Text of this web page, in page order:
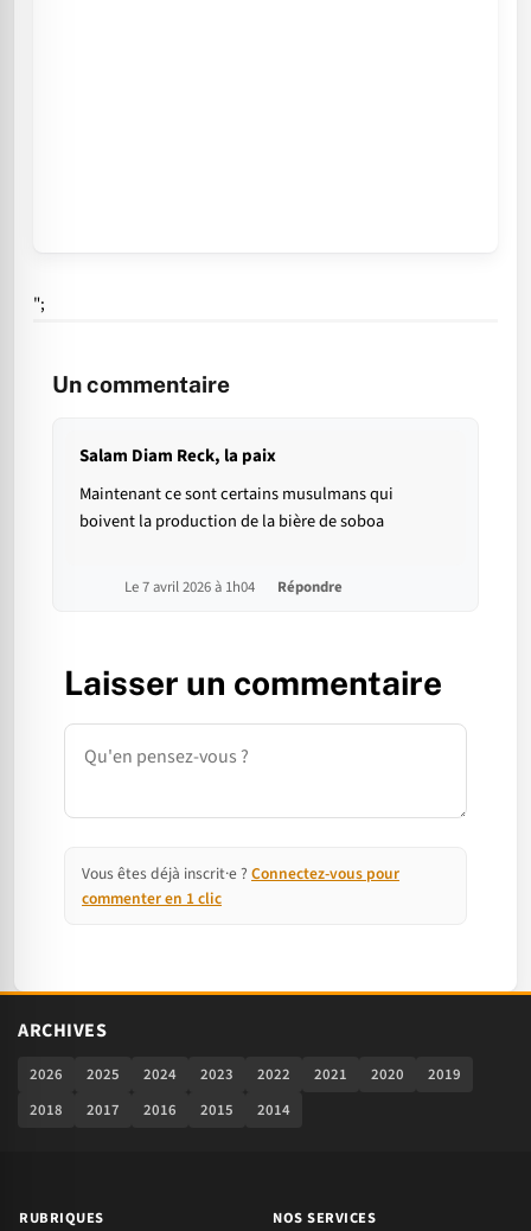
";
Un commentaire
Salam Diam Reck, la paix
Maintenant ce sont certains musulmans qui
boivent la production de la bière de soboa
Le 7 avril 2026 à 1h04 Répondre
Laisser un commentaire
Commentaire
Vous êtes déjà inscrit·e ? Connectez-vous pour
commenter en 1 clic
ARCHIVES
2026 2025 2024 2023 2022 2021 2020
2019
2018
2017 2016 2015 2014
RUBRIQUES
NOS SERVICES